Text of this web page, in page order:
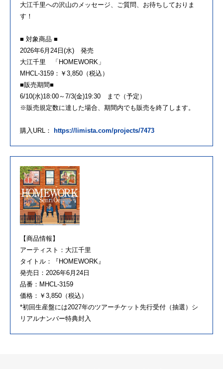
大江千里への沢山のメッセージ、ご質問、お待ちしておりま
す！
■ 対象商品 ■
2026年6月24日(水) 発売
大江千里 「HOMEWORK」
MHCL-3159：￥3,850（税込）
■販売期間■
6/10(水)18:00～7/3(金)19:30 まで（予定）
※販売規定数に達した場合、期間内でも販売を終了します。
購入URL： https://limista.com/projects/7473
【商品情報】
アーティスト：大江千里
タイトル：『HOMEWORK』
発売日：2026年6月24日
品番：MHCL-3159
価格：￥3,850（税込）
*初回生産盤には2027年のツアーチケット先行受付（抽選）シ
リアルナンバー特典封入